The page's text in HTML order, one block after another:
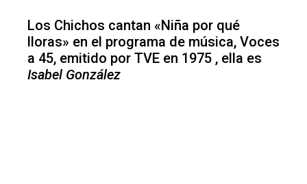
Los Chichos cantan «Niña por qué
lloras» en el programa de música, Voces
a 45, emitido por TVE en 1975 , ella es
Isabel González